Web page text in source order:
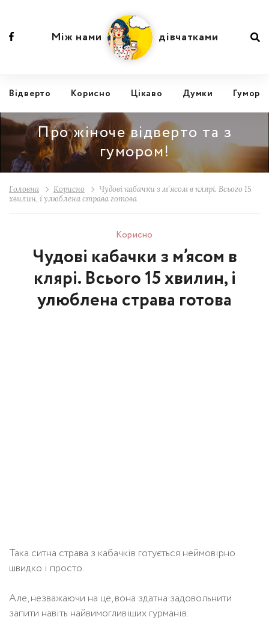
Відвертo Корисно Цікаво Думки Гумор
Між нами дівчатками
Про жіноче відверто та з
гумором!
Головна Корисно
Чудові кабачки з м’ясом в клярі. Всього 15
хвилин, і улюблена страва готова
Корисно
Чудові кабачки з м’ясом в
клярі. Всього 15 хвилин, і
улюблена страва готова
Така ситна страва з кабачків готується неймовірно
швидко і просто.
Але, незважаючи на це, вона здатна задовольнити
запити навіть найвимогливіших гурманів.